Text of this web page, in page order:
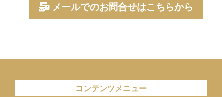
メールでのお問合せはこちらから
コンテンツメニュー